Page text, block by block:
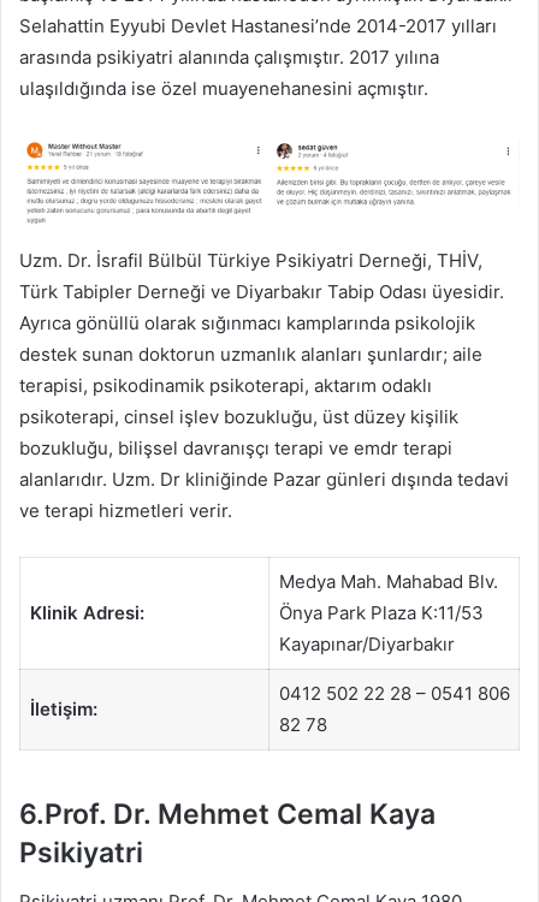
Selahattin Eyyubi Devlet Hastanesi’nde 2014-2017 yılları
arasında psikiyatri alanında çalışmıştır. 2017 yılına
ulaşıldığında ise özel muayenehanesini açmıştır.
Uzm. Dr. İsrafil Bülbül Türkiye Psikiyatri Derneği, THİV,
Türk Tabipler Derneği ve Diyarbakır Tabip Odası üyesidir.
Ayrıca gönüllü olarak sığınmacı kamplarında psikolojik
destek sunan doktorun uzmanlık alanları şunlardır; aile
terapisi, psikodinamik psikoterapi, aktarım odaklı
psikoterapi, cinsel işlev bozukluğu, üst düzey kişilik
bozukluğu, bilişsel davranışçı terapi ve emdr terapi
alanlarıdır. Uzm. Dr kliniğinde Pazar günleri dışında tedavi
ve terapi hizmetleri verir.
Klinik Adresi:
Medya Mah. Mahabad Blv.
Önya Park Plaza K:11/53
Kayapınar/Diyarbakır
İletişim:
0412 502 22 28 – 0541 806
82 78
6.Prof. Dr. Mehmet Cemal Kaya
Psikiyatri